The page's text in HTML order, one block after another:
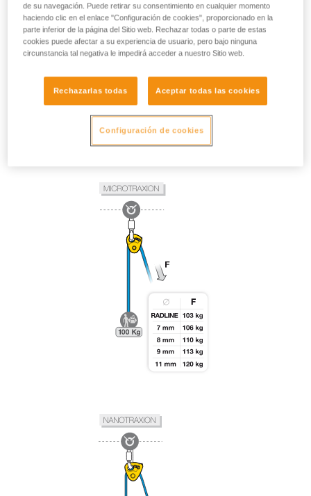
de su navegación. Puede retirar su consentimiento en cualquier momento
haciendo clic en el enlace "Configuración de cookies", proporcionado en la
parte inferior de la página del Sitio web. Rechazar todas o parte de estas
cookies puede afectar a su experiencia de usuario, pero bajo ninguna
circunstancia tal negativa le impedirá acceder a nuestro Sitio web.
Rechazarlas todas Aceptar todas las cookies
Configuración de cookies